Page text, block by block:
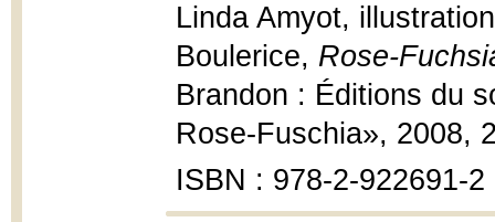
Linda Amyot,
Boulerice, Rose-
Brandon : Éditions du
Rose-Fuschia», 2008,
ISBN : 978-2-922691-2